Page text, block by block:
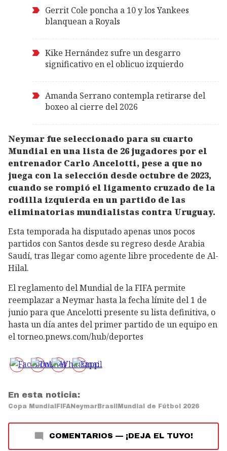
Gerrit Cole poncha a 10 y los Yankees
blanquean a Royals
Kike Hernández sufre un desgarro
significativo en el oblicuo izquierdo
Amanda Serrano contempla retirarse del
boxeo al cierre del 2026
Neymar fue seleccionado para su cuarto
Mundial en una lista de 26 jugadores por el
entrenador Carlo Ancelotti, pese a que no
juega con la selección desde octubre de 2023,
cuando se rompió el ligamento cruzado de la
rodilla izquierda en un partido de las
eliminatorias mundialistas contra Uruguay.
Esta temporada ha disputado apenas unos pocos
partidos con Santos desde su regreso desde Arabia
Saudí, tras llegar como agente libre procedente de Al-
Hilal.
El reglamento del Mundial de la FIFA permite
reemplazar a Neymar hasta la fecha límite del 1 de
junio para que Ancelotti presente su lista definitiva, o
hasta un día antes del primer partido de un equipo en
el torneo.pnews.com/hub/deportes
En esta noticia:
Copa Mundial FIFA Neymar Brasil Mundial de Fútbol 2026
COMENTARIOS — ¡DEJA EL TUYO!